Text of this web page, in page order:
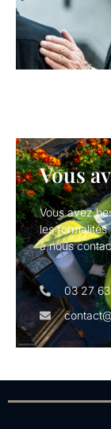
Vous
Vous avez
les formalités
à nous
03 27